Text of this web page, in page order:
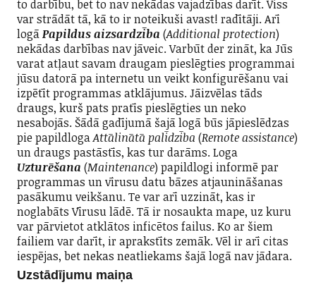
to darbību, bet to nav nekādas vajadzības darīt. Viss
var strādāt tā, kā to ir noteikuši avast! radītāji. Arī
logāPapildus aizsardzība (Additional protection)
nekādas darbības nav jāveic. Varbūt der zināt, ka Jūs
varat atļaut savam draugam pieslēgties programmai
jūsu datorā pa internetu un veikt konfigurēšanu vai
izpētīt programmas atklājumus. Jāizvēlas tāds
draugs, kurš pats pratīs pieslēgties un neko
nesabojās. Šādā gadījumā šajā logā būs jāpieslēdzas
pie papildlogaAttālinātā palīdzība (Remote assistance)
un draugs pastāstīs, kas tur darāms. Loga
Uzturēšana (Maintenance) papildlogi informē par
programmas un vīrusu datu bāzes atjaunināšanas
pasākumu veikšanu. Te var arī uzzināt, kas ir
noglabāts Vīrusu lādē. Tā ir nosaukta mape, uz kuru
var pārvietot atklātos inficētos failus. Ko ar šiem
failiem var darīt, ir aprakstīts zemāk. Vēl ir arī citas
iespējas, bet nekas neatliekams šajā logā nav jādara.
Uzstādījumu maiņa